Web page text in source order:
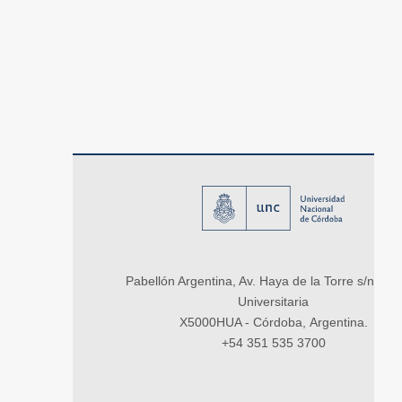
Pabellón Argentina, Av. Haya de la Torre s/n,
Universitaria
X5000HUA - Córdoba, Argentina.
+54 351 535 3700